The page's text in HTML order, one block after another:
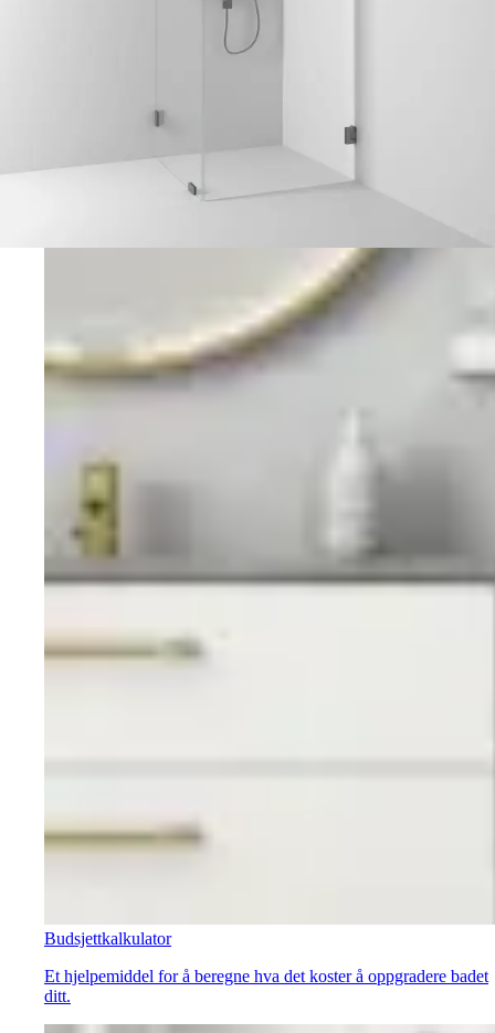
Budsjettkalkulator
Et hjelpemiddel for å beregne hva det koster å oppgradere badet
ditt.